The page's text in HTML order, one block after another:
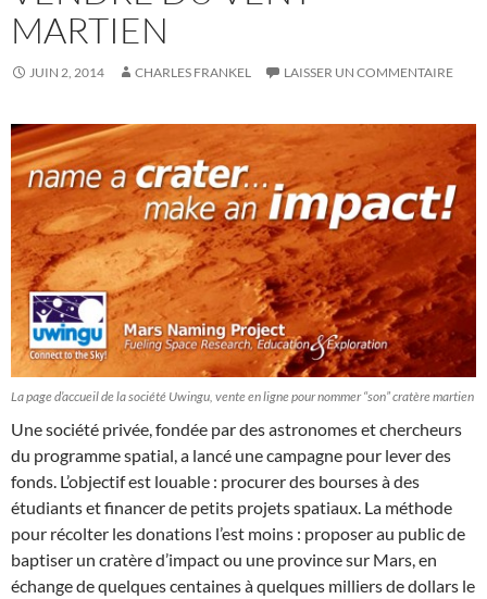
MARTIEN
JUIN 2, 2014 CHARLES FRANKEL LAISSER UN COMMENTAIRE
La page d’accueil de la société Uwingu, vente en ligne pour nommer “son” cratère martien
Une société privée, fondée par des astronomes et chercheurs
du programme spatial, a lancé une campagne pour lever des
fonds. L’objectif est louable : procurer des bourses à des
étudiants et financer de petits projets spatiaux. La méthode
pour récolter les donations l’est moins : proposer au public de
baptiser un cratère d’impact ou une province sur Mars, en
échange de quelques centaines à quelques milliers de dollars le